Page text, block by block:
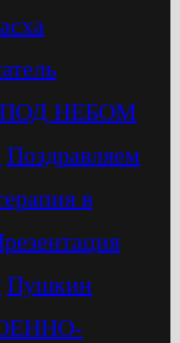
ПОД НЕБОМ
Поздравляем
в
Пушкин